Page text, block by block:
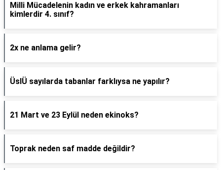
Milli Mücadelenin kadın ve erkek kahramanları
kimlerdir 4. sınıf?
2x ne anlama gelir?
ÜslÜ sayılarda tabanlar farklıysa ne yapılır?
21 Mart ve 23 Eylül neden ekinoks?
Toprak neden saf madde değildir?